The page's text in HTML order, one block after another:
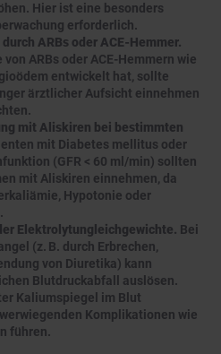
Hier ist eine besonders
erforderlich.
ARBs oder ACE-Hemmer.
ARBs oder ACE-Hemmern wie
entwickelt hat, sollte
ärztlicher Aufsicht einnehmen
mit Aliskiren bei bestimmten
mit Diabetes mellitus oder
(GFR < 60 ml/min) sollten
mit Aliskiren einnehmen, da
Hypotonie oder
Elektrolytungleichgewichte. Bei
(z. B. durch Erbrechen,
von Diuretika) kann
Blutdruckabfall auslösen.
Kaliumspiegel im Blut
Komplikationen wie
führen.